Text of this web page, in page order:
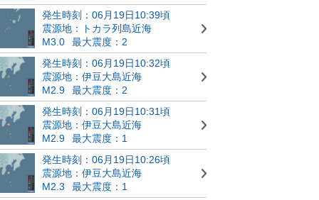
発生時刻：06月19日10:39頃
震源地：トカラ列島近海
M3.0
最大震度：2
発生時刻：06月19日10:32頃
震源地：伊豆大島近海
M2.9
最大震度：2
発生時刻：06月19日10:31頃
震源地：伊豆大島近海
M2.9
最大震度：1
発生時刻：06月19日10:26頃
震源地：伊豆大島近海
M2.3
最大震度：1